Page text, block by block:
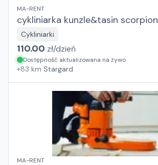
MA-RENT
cykliniarka kunzle&tasin scorpion
Cykliniarki
110.00 zł/dzień
Dostępność aktualizowana na żywo
+83 km Stargard
MA-RENT